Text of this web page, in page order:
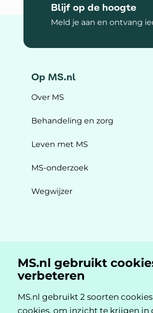
Blijf op de hoogte
Meld je aan en ontvang
Op MS.nl
Over MS
Behandeling en zorg
Leven met MS
MS-onderzoek
Wegwijzer
MS.nl is een initiatief van:
MS.nl gebruikt
verbeteren
MS.nl gebruikt 2 soorten
cookies, om inzicht te krijgen in